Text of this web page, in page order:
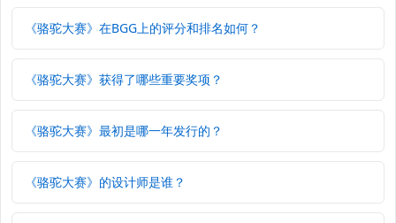
《骆驼大赛》在BGG上的评分和排名如何？
《骆驼大赛》获得了哪些重要奖项？
《骆驼大赛》最初是哪一年发行的？
《骆驼大赛》的设计师是谁？